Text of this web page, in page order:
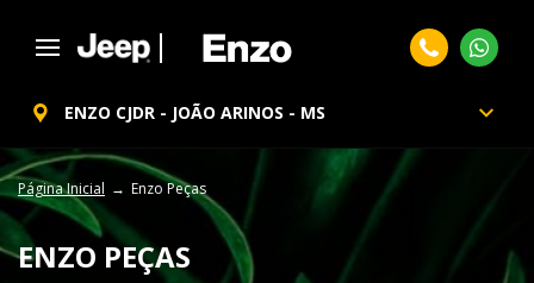
ENZO CJDR - JOÃO ARINOS - MS
Página Inicial Enzo Peças
ENZO PEÇAS